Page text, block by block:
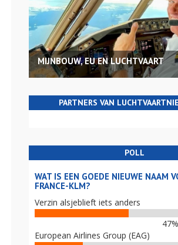
MIJNBOUW, EU EN LUCHTVAART
PARTNERS VAN
POLL
WAT IS EEN GOEDE NIEUWE NAAM
FRANCE-KLM?
Verzin alsjeblieft iets anders
European Airlines Group (EAG)